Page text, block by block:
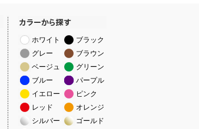
ホワイト
ブラック
グレー
ブラウン
ベージュ
グリーン
ブルー
パープル
イエロー
ピンク
レッド
オレンジ
シルバー
ゴールド